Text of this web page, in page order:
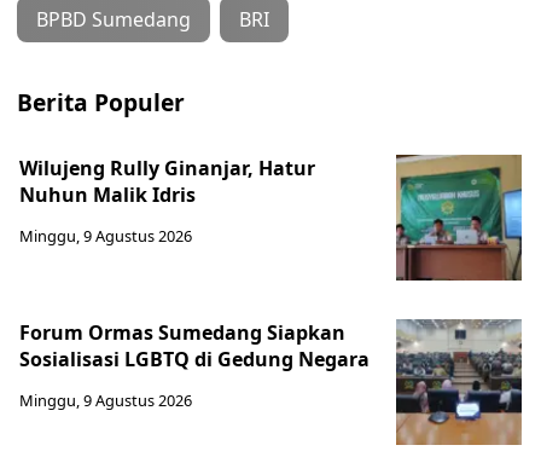
BPBD Sumedang BRI
Berita Populer
Wilujeng Rully Ginanjar, Hatur
Nuhun Malik Idris
Minggu, 9 Agustus 2026
Forum Ormas Sumedang Siapkan
Sosialisasi LGBTQ di Gedung Negara
Minggu, 9 Agustus 2026